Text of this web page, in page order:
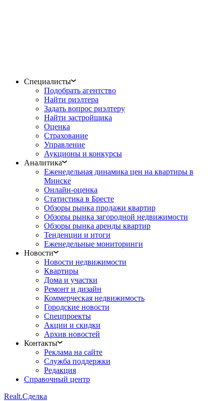
Специалисты
Подобрать агентство
Найти риэлтера
Задать вопрос риэлтеру
Найти застройщика
Оценка
Страхование
Управление
Аукционы и конкурсы
Аналитика
Еженедельная динамика цен на квартиры в
Минске
Онлайн-оценка
Статистика в Бресте
Обзоры рынка продажи квартир
Обзоры рынка загородной недвижимости
Обзоры рынка аренды квартир
Тенденции и итоги
Еженедельные мониторинги
Новости
Новости недвижимости
Квартиры
Дома и участки
Ремонт и дизайн
Коммерческая недвижимость
Городские новости
Спецпроекты
Акции и скидки
Архив новостей
Контакты
Реклама на сайте
Служба поддержки
Редакция
Справочный центр
Realt.Сделка